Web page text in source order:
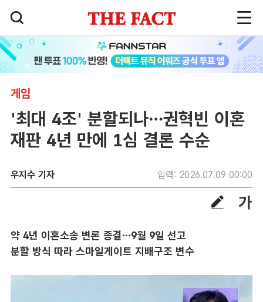
게임
'최대 4조' 분할되나…권혁빈 이혼
재판 4년 만에 1심 결론 수순
우지수 기자 입력: 2026.07.09 00:00
약 4년 이혼소송 변론 종결…9월 9일 선고
분할 방식 따라 스마일게이트 지배구조 변수